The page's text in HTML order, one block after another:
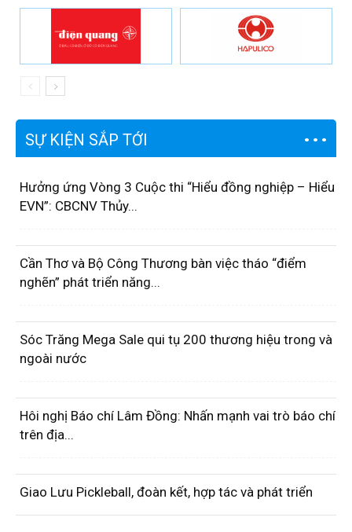
SỰ KIỆN SẮP TỚI
Hưởng ứng Vòng 3 Cuộc thi “Hiểu đồng nghiệp – Hiểu
EVN”: CBCNV Thủy...
Cần Thơ và Bộ Công Thương bàn việc tháo “điểm
nghẽn” phát triển năng...
Sóc Trăng Mega Sale qui tụ 200 thương hiệu trong và
ngoài nước
Hôi nghị Báo chí Lâm Đồng: Nhấn mạnh vai trò báo chí
trên địa...
Giao Lưu Pickleball, đoàn kết, hợp tác và phát triển